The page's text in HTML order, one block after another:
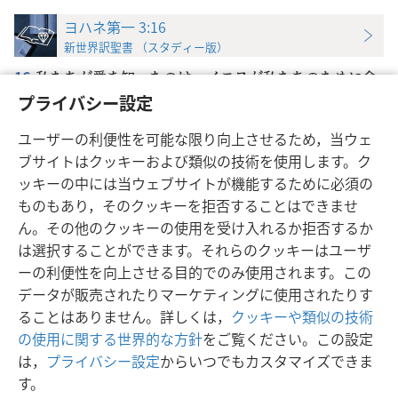
プライバシー設定
ユーザーの利便性を可能な限り向上させるため，当ウェ
ブサイトはクッキーおよび類似の技術を使用します。ク
ッキーの中には当ウェブサイトが機能するために必須の
ものもあり，そのクッキーを拒否することはできませ
ん。その他のクッキーの使用を受け入れるか拒否するか
は選択することができます。それらのクッキーはユーザ
ーの利便性を向上させる目的でのみ使用されます。この
データが販売されたりマーケティングに使用されたりす
ることはありません。詳しくは， クッキーや類似の技術
の使用に関する世界的な方針をご覧ください。この設定
は， プライバシー設定からいつでもカスタマイズできま
す。
ヨハネ第一 3:16
新世界訳聖書 （スタディー版）
16私たちが愛を知ったのは，イエスが私たちのために命
をなげうってくださったからです
日本語 設定
Copyright © 2026 Watch Tower Bible and Tract Society of Pennsylvania
利用規約
プライバシーに関する方針 プライバシー設定
JW.ORG
ログイン